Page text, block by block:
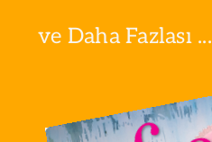
ve Daha Fazlası ...